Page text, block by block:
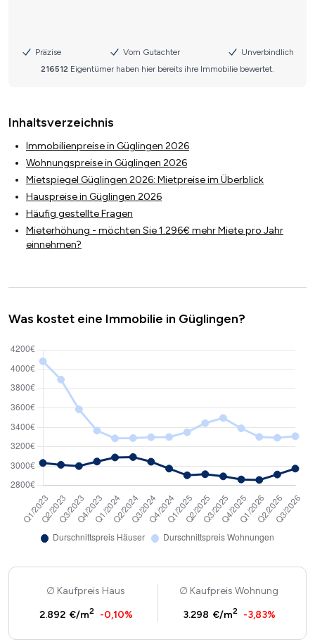
Inhaltsverzeichnis
Immobilienpreise in Güglingen 2026
Wohnungspreise in Güglingen 2026
Mietspiegel Güglingen 2026: Mietpreise im Überblick
Hauspreise in Güglingen 2026
Häufig gestellte Fragen
Mieterhöhung - möchten Sie 1.296€ mehr Miete pro Jahr
einnehmen?
Was kostet eine Immobilie in Güglingen?
Kaufpreis Haus
2.892 €/m2 -0,10%
Kaufpreis Wohnung
3.298 €/m2 -3,83%